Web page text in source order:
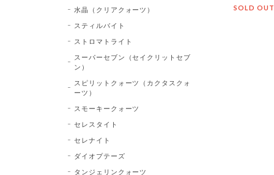
SOLD OUT
水晶（クリアクォーツ）
スティルバイト
ストロマトライト
スーパーセブン（セイクリットセブ
ン）
スピリットクォーツ（カクタスクォ
ーツ）
スモーキークォーツ
セレスタイト
セレナイト
ダイオプテーズ
タンジェリンクォーツ